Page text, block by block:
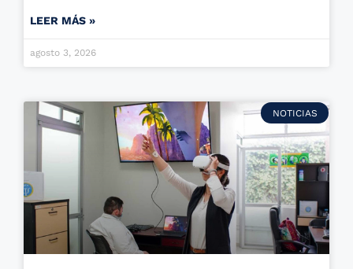
LEER MÁS »
agosto 3, 2026
NOTICIAS